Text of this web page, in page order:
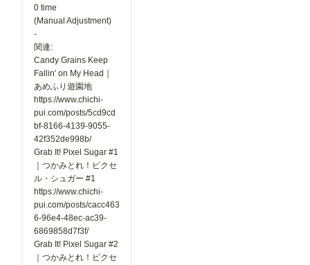
0 time
(Manual Adjustment)
-
関連:
Candy Grains Keep
Fallin' on My Head｜
あめふり遊園地
https://www.chichi-
pui.com/posts/5cd9cd
bf-8166-4139-9055-
42f352de998b/
Grab It! Pixel Sugar #1
｜つかみとれ！ピクセ
ル・シュガー #1
https://www.chichi-
pui.com/posts/cacc463
6-96e4-48ec-ac39-
6869858d7f3f/
Grab It! Pixel Sugar #2
｜つかみとれ！ピクセ